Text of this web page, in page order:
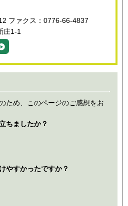
ファクス：0776-66-4837
庄1-1
ため、このページのご感想をお
ちましたか？
やすかったですか？